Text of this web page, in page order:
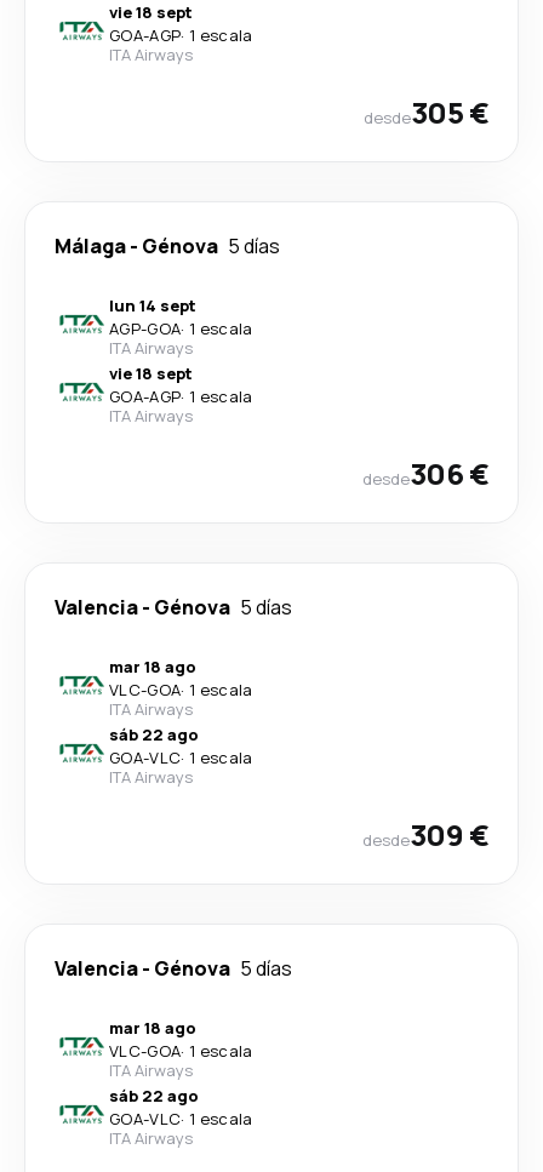
vie 18 sept
GOA-AGP· 1 escala
ITA Airways
desde305 €
Málaga- Génova 5 días
lun 14 sept
AGP-GOA· 1 escala
ITA Airways
vie 18 sept
GOA-AGP· 1 escala
ITA Airways
desde306 €
Valencia- Génova 5 días
mar 18 ago
VLC-GOA· 1 escala
ITA Airways
sáb 22 ago
GOA-VLC· 1 escala
ITA Airways
desde309 €
Valencia- Génova 5 días
mar 18 ago
VLC-GOA· 1 escala
ITA Airways
sáb 22 ago
GOA-VLC· 1 escala
ITA Airways